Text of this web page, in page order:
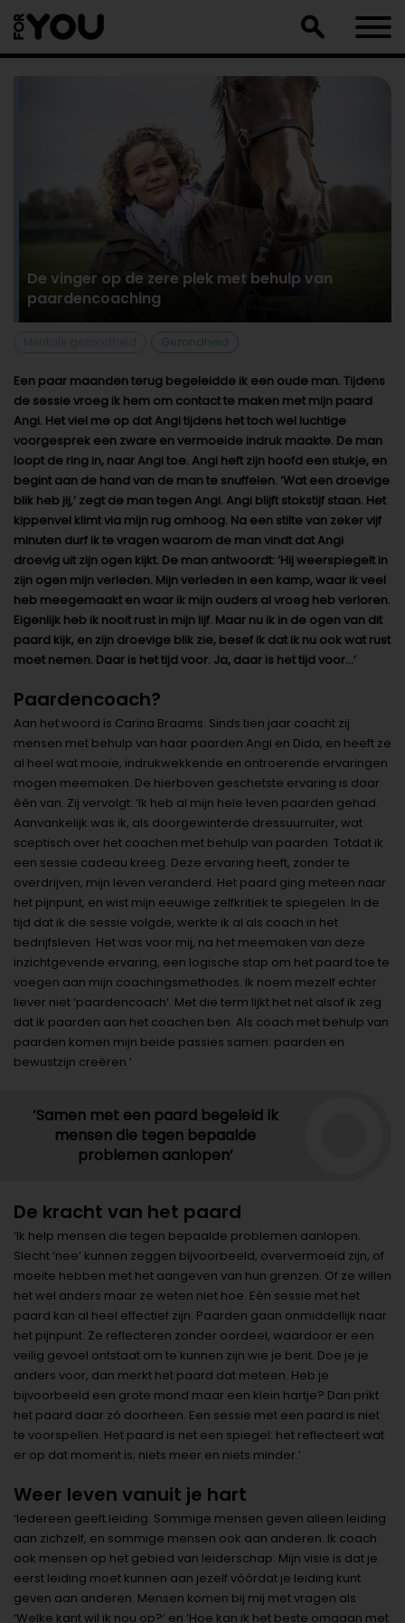
naar
artikel
De vinger op de zere plek met behulp van
paardencoaching
Gezondheid
Een paar maanden terug begeleidde ik een oude man. Tijdens
de sessie vroeg ik hem om contact te maken met mijn paard
Angi. Het viel me op dat Angi tijdens het toch wel luchtige
voorgesprek een zware en vermoeide indruk maakte. De man
loopt de ring in, naar Angi toe. Angi heft zijn hoofd een stukje, en
begint aan de hand van de man te snuffelen. ‘Wat een droevige
blik heb jij,’ zegt de man tegen Angi. Angi blijft stokstijf staan. Het
kippenvel klimt via mijn rug omhoog. Na een stilte van zeker vijf
minuten durf ik te vragen waarom de man vindt dat Angi
droevig uit zijn ogen kijkt. De man antwoordt: ‘Hij weerspiegelt in
zijn ogen mijn verleden. Mijn verleden in een kamp, waar ik veel
heb meegemaakt en waar ik mijn ouders al vroeg heb verloren.
Eigenlijk heb ik nooit rust in mijn lijf. Maar nu ik in de ogen van dit
paard kijk, en zijn droevige blik zie, besef ik dat ik nu ook wat rust
moet nemen. Daar is het tijd voor. Ja, daar is het tijd voor…’
Paardencoach?
Aan het woord is Carina Braams. Sinds tien jaar coacht zij
mensen met behulp van haar paarden Angi en Dida, en heeft ze
al heel wat mooie, indrukwekkende en ontroerende ervaringen
mogen meemaken. De hierboven geschetste ervaring is daar
één van. Zij vervolgt: ‘Ik heb al mijn hele leven paarden gehad.
Aanvankelijk was ik, als doorgewinterde dressuurruiter, wat
sceptisch over het coachen met behulp van paarden. Totdat ik
een sessie cadeau kreeg. Deze ervaring heeft, zonder te
overdrijven, mijn leven veranderd. Het paard ging meteen naar
het pijnpunt, en wist mijn eeuwige zelfkritiek te spiegelen. In de
tijd dat ik die sessie volgde, werkte ik al als coach in het
bedrijfsleven. Het was voor mij, na het meemaken van deze
inzichtgevende ervaring, een logische stap om het paard toe te
voegen aan mijn coachingsmethodes. Ik noem mezelf echter
liever niet ‘paardencoach’. Met die term lijkt het net alsof ik zeg
dat ik paarden aan het coachen ben. Als coach met behulp van
paarden komen mijn beide passies samen: paarden en
bewustzijn creëren.’
‘Samen met een paard begeleid ik
mensen die tegen bepaalde
problemen aanlopen’
De kracht van het paard
‘Ik help mensen die tegen bepaalde problemen aanlopen.
Slecht ‘nee’ kunnen zeggen bijvoorbeeld, oververmoeid zijn, of
moeite hebben met het aangeven van hun grenzen. Of ze willen
het wel anders maar ze weten niet hoe. Eén sessie met het
paard kan al heel effectief zijn. Paarden gaan onmiddellijk naar
het pijnpunt. Ze reflecteren zonder oordeel, waardoor er een
veilig gevoel ontstaat om te kunnen zijn wie je bent. Doe je je
anders voor, dan merkt het paard dat meteen. Heb je
bijvoorbeeld een grote mond maar een klein hartje? Dan prikt
het paard daar zó doorheen. Een sessie met een paard is niet
te voorspellen. Het paard is net een spiegel: het reflecteert wat
er op dat moment is; niets meer en niets minder.’
Weer leven vanuit je hart
‘Iedereen geeft leiding. Sommige mensen geven alleen leiding
aan zichzelf, en sommige mensen ook aan anderen. Ik coach
ook mensen op het gebied van leiderschap. Mijn visie is dat je
eerst leiding moet kunnen aan jezelf vóórdat je leiding kunt
geven aan anderen. Mensen komen bij mij met vragen als
‘Welke kant wil ik nou op?’ en ‘Hoe kan ik het beste omgaan met